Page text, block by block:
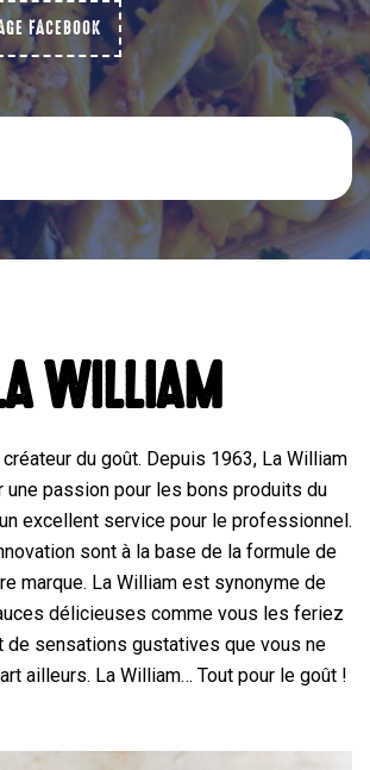
Home
Nos sauces
Plats
Nouvelles
FACEBOOK
WILLIAM
du goût. Depuis 1963, La William
une passion pour les bons produits du
excellent service pour le professionnel.
sont à la base de la formule de
marque. La William est synonyme de
délicieuses comme vous les feriez
de sensations gustatives que vous ne
ailleurs. La William… Tout pour le goût !